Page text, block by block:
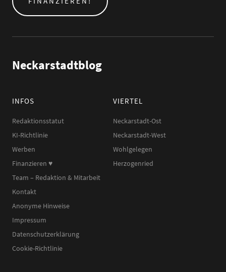
Neckarstadtblog
INFOS
Redaktionsstatut
KI-Richtlinie
Werben
Finanzieren ♥︎
Team – Redaktion & Mitarbeit
Kontakt
Anonyme Hinweise
Impressum
Datenschutzerklärung
Cookie-Richtlinie
VIERTEL
Neckarstadt-Ost
Neckarstadt-West
Wohlgelegen
Herzogenried